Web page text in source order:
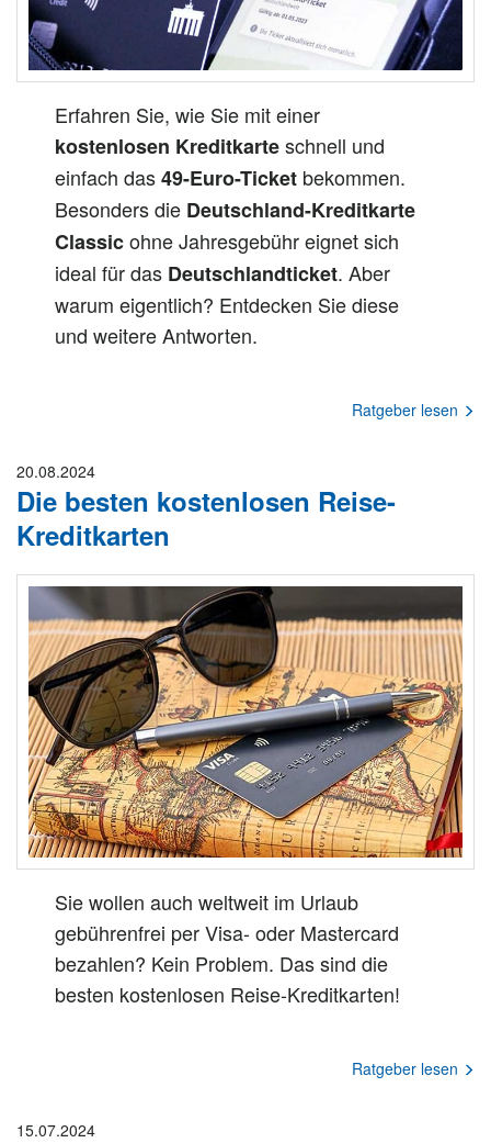
Erfahren Sie, wie Sie mit einer
kostenlosen Kreditkarteschnell und
einfach das49-Euro-Ticket bekommen.
Besonders die Deutschland-Kreditkarte
Classicohne Jahresgebühr eignet sich
ideal für das Deutschlandticket. Aber
warum eigentlich? Entdecken Sie diese
und weitere Antworten.
Ratgeber lesen
20.08.2024
Die besten kostenlosen Reise-
Kreditkarten
Sie wollen auch weltweit im Urlaub
gebührenfrei per Visa- oder Mastercard
bezahlen? Kein Problem. Das sind die
besten kostenlosen Reise-Kreditkarten!
Ratgeber lesen
15.07.2024